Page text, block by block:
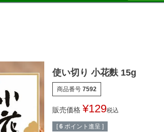
使い切り 小花麩 15g
商品番号 7592
販売価格 ¥129税込
[ 6 ポイント進呈 ]